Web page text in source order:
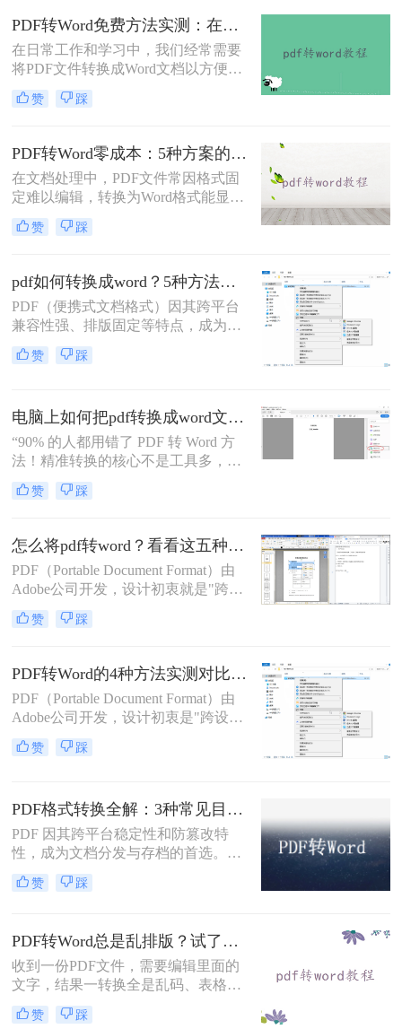
word怎么转呢？本文将详细介绍几种
常用的PDF转Word方法，助您轻松完
成转换。
PDF转Word免费方法实测：在线工具、Word内置功能与手动复制3种方式对比！
在日常工作和学习中，我们经常需要
将PDF文件转换成Word文档以方便编
辑。那么怎么不花钱把pdf转成word
呢？以下是三种可以免费使用的PDF
选择最适合的方式。
赞 踩
PDF转Word零成本：5种方案的成本、速度、精度对比！
在文档处理中，PDF文件常因格式固
定难以编辑，转换为Word格式能显著
提升工作效率。然而，市面上许多转
换工具需付费或存在隐私风险，那么
5种完全免费的解决方案。所有方法
均基于官方或开源平台，确保零成
本、无广告、无数据泄露。无需任何
付费，即可实现高质量转换，告别格
式错乱与隐私担忧！
赞 踩
pdf如何转换成word？5种方法从免费到编程实测对比！
PDF（便携式文档格式）因其跨平台
兼容性强、排版固定等特点，成为文
档共享和存档的首选。但若需编辑内
容或调整格式，需将PDF转换为
户高效完成转换。
赞 踩
电脑上如何把pdf转换成word文档？这3个高效精准的方法，让你办公效能翻倍！
“90% 的人都用错了 PDF 转 Word 方
法！精准转换的核心不是工具多，而
是选对适配场景”职场中，“PDF 转
Word” 是高频刚需 —— 项目报告需提
论文需调整格式，稍有不慎就会出现
排版错乱、文字丢失、表格变形等问
题。
赞 踩
怎么将pdf转word？看看这五种转换方法！
PDF（Portable Document Format）由
Adobe公司开发，设计初衷就是"跨设
备一致性呈现"——无论在什么设备
上打开，排版都完全一样。这个优点
用固定坐标记录每个文字、图形的精
确位置，而Word是流式排版，内容从
上到下流动、自动换行。
赞 踩
PDF转Word的4种方法实测对比（附还原度对比表）！
PDF（Portable Document Format）由
Adobe公司开发，设计初衷是"跨设备
一致性呈现"——无论在什么设备上
打开，排版都完全一样。这个优点也
位置，而Word是流式排版，内容从上
到下流动、自动换行。
赞 踩
PDF格式转换全解：3种常见目标格式及对应操作方法！
PDF 因其跨平台稳定性和防篡改特
性，成为文档分发与存档的首选。但
当需要编辑内容、调整格式或提取文
本时，将其转换为可编辑的 Word 文
流转换途径。
赞 踩
PDF转Word总是乱排版？试了好几个办法，这几个真的能用！
收到一份PDF文件，需要编辑里面的
文字，结果一转换全是乱码、表格错
位、图片跑偏——这种糟心事估计不
少人都遇到过。其实pdf怎么转换成
赞 踩